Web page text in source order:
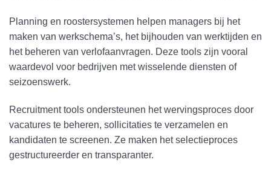
Planning en roostersystemen helpen managers bij het
maken van werkschema’s, het bijhouden van werktijden en
het beheren van verlofaanvragen. Deze tools zijn vooral
waardevol voor bedrijven met wisselende diensten of
seizoenswerk.
Recruitment tools ondersteunen het wervingsproces door
vacatures te beheren, sollicitaties te verzamelen en
kandidaten te screenen. Ze maken het selectieproces
gestructureerder en transparanter.